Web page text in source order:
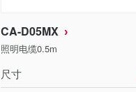
CA-D05MX
照明电缆0.5m
尺寸